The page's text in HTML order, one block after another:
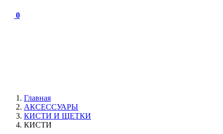
0
Главная
АКСЕССУАРЫ
КИСТИ И ЩЕТКИ
КИСТИ